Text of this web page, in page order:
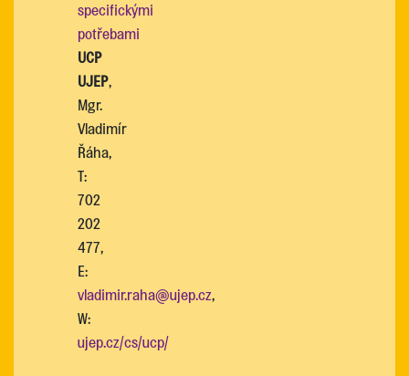
specifickými
potřebami
UCP
UJEP,
Mgr.
Vladimír
Řáha,
T:
702
202
477,
E:
vladimir.raha@ujep.cz,
W:
ujep.cz/cs/ucp/